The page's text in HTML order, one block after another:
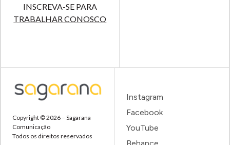
INSCREVA-SE PARA
TRABALHAR CONOSCO
Copyright © 2026 – Sagarana
Comunicação
Todos os direitos reservados
Instagram
Facebook
YouTube